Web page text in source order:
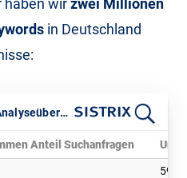
in Deutschland
Google DMA-Integration: Analyseübersicht
Anteil Suchanfragen
59